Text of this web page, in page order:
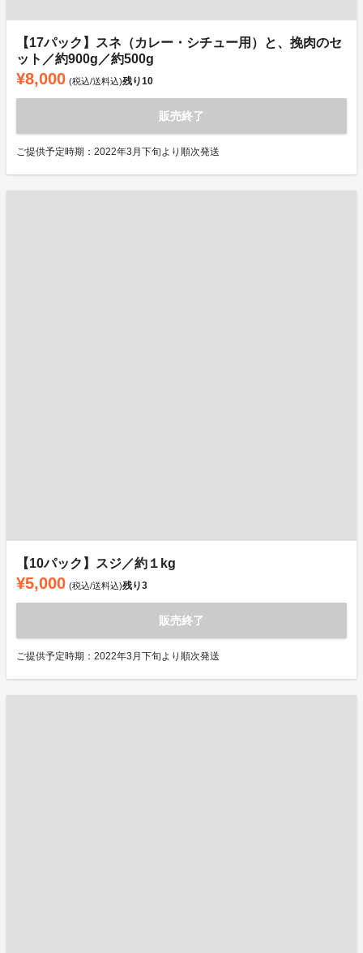
【17パック】スネ（カレー・シチュー用）と、挽肉のセ
ット／約900g／約500g
¥8,000 (税込/送料込)残り10
販売終了
ご提供予定時期：2022年3月下旬より順次発送
【10パック】スジ／約１kg
¥5,000 (税込/送料込)残り3
販売終了
ご提供予定時期：2022年3月下旬より順次発送